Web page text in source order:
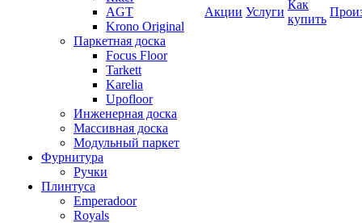
AGT
Krono Original
Паркетная доска
Focus Floor
Tarkett
Karelia
Upofloor
Инженерная доска
Массивная доска
Модульный паркет
Фурнитура
Ручки
Плинтуса
Emperadoor
Royals
Акции Услуги
Как
купить